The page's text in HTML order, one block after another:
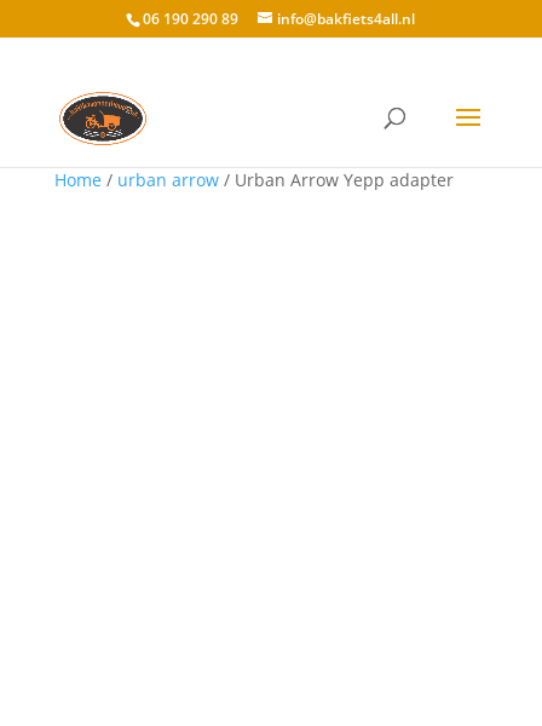
06 190 290 89 info@bakfiets4all.nl
Home / urban arrow/ Urban Arrow Yepp adapter